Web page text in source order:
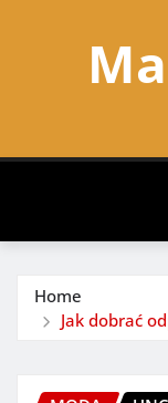
Home
Jak dobrać